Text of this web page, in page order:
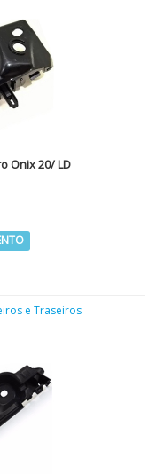
Onix 20/ LD
e Traseiros